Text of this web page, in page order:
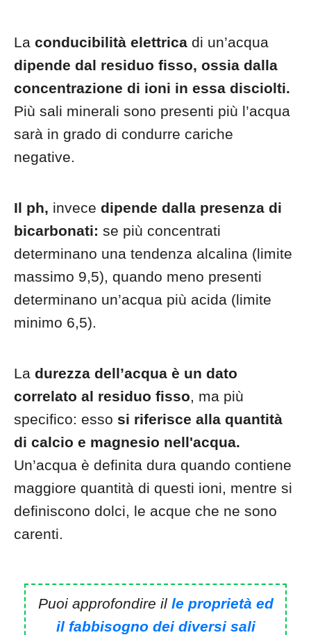
La conducibilità elettrica di un’acqua
dipende dal residuo fisso, ossia dalla
concentrazione di ioni in essa disciolti.
Più sali minerali sono presenti più l’acqua
sarà in grado di condurre cariche
negative.
Il ph, invece dipende dalla presenza di
bicarbonati: se più concentrati
determinano una tendenza alcalina (limite
massimo 9,5), quando meno presenti
determinano un’acqua più acida (limite
minimo 6,5).
La durezza dell’acqua è un dato
correlato al residuo fisso, ma più
specifico: esso si riferisce alla quantità
di calcio e magnesio nell'acqua.
Un’acqua è definita dura quando contiene
maggiore quantità di questi ioni, mentre si
definiscono dolci, le acque che ne sono
carenti.
Puoi approfondire il le proprietà ed
il fabbisogno dei diversi sali